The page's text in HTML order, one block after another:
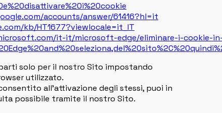
accounts/answer/61416?hl=it
kb/HT1677?viewlocale=it_IT
it-it/microsoft-edge/eliminare-i-cookie-
solo per il nostro Sito impostando
utilizzato.
all’attivazione degli stessi, puoi in
possibile tramite il nostro Sito.